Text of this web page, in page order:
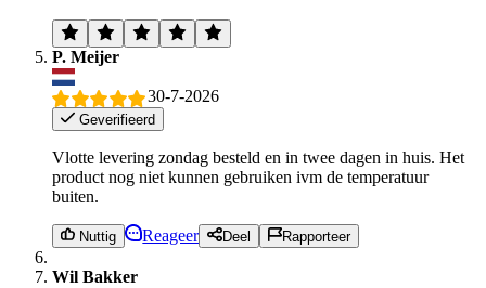
P. Meijer
30-7-2026
Geverifieerd
Vlotte levering zondag besteld en in twee dagen in huis. Het
product nog niet kunnen gebruiken ivm de temperatuur
buiten.
Nuttig Reageer Deel Rapporteer
Wil Bakker